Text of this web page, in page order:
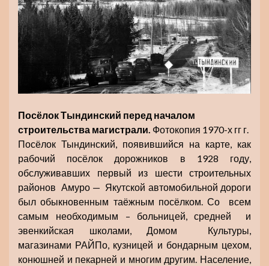
Посёлок Тындинский перед началом
строительства магистрали. Фотокопия 1970-х гг г.
Посёлок Тындинский, появившийся на карте, как
рабочий посёлок дорожников в 1928 году,
обслуживавших первый из шести строительных
районов Амуро — Якутской автомобильной дороги
был обыкновенным таёжным посёлком. Со всем
самым необходимым – больницей, средней и
эвенкийская школами, Домом Культуры,
магазинами РАЙПо, кузницей и бондарным цехом,
конюшней и пекарней и многим другим. Население,